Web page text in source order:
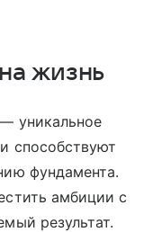
жизнь
уникальное
способствуют
фундамента.
амбиции с
результат.